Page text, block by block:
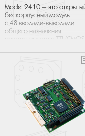
Model 2410 — это
бескорпусный модуль
с 48 вводами-выводами
общего назначения
совместимыми с TTL/CMOS,
Он имеет современные...